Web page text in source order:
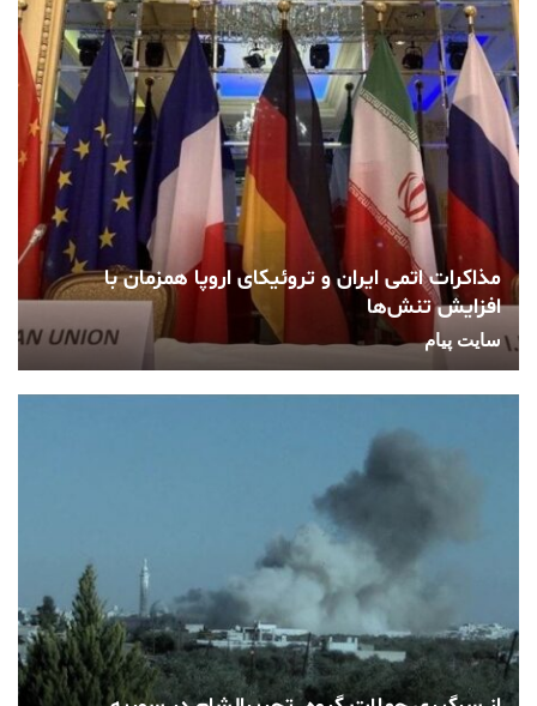
مذاکرات اتمی ایران و تروئیکای اروپا همزمان با
افزایش تنش‌ها
سایت پیام